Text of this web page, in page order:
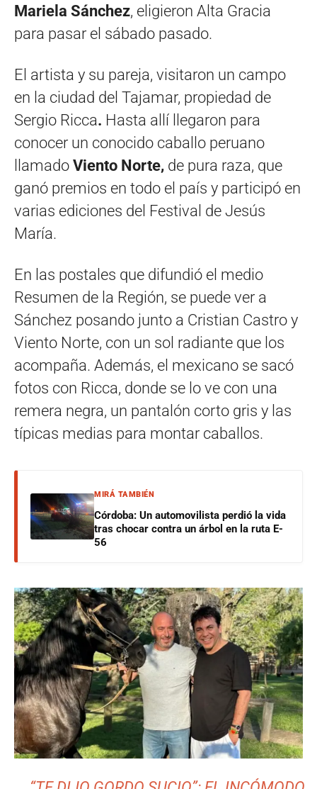
Mariela Sánchez, eligieron Alta Gracia
para pasar el sábado pasado.
El artista y su pareja, visitaron un campo
en la ciudad del Tajamar, propiedad de
Sergio Ricca. Hasta allí llegaron para
conocer un conocido caballo peruano
llamado Viento Norte, de pura raza, que
ganó premios en todo el país y participó en
varias ediciones del Festival de Jesús
María.
En las postales que difundió el medio
Resumen de la Región, se puede ver a
Sánchez posando junto a Cristian Castro y
Viento Norte, con un sol radiante que los
acompaña. Además, el mexicano se sacó
fotos con Ricca, donde se lo ve con una
remera negra, un pantalón corto gris y las
típicas medias para montar caballos.
MIRÁ TAMBIÉN
Córdoba: Un automovilista perdió la vida
tras chocar contra un árbol en la ruta E-
56